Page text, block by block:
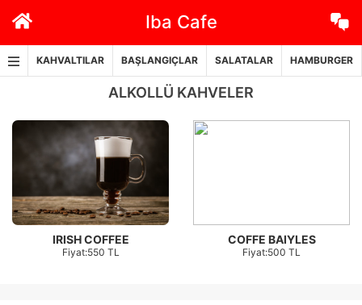
Iba Cafe
KAHVALTILAR BAŞLANGIÇLAR SALATALAR HAMBURGER
ALKOLLÜ KAHVELER
IRISH COFFEE
Fiyat:550 TL
COFFE BAIYLES
Fiyat:500 TL